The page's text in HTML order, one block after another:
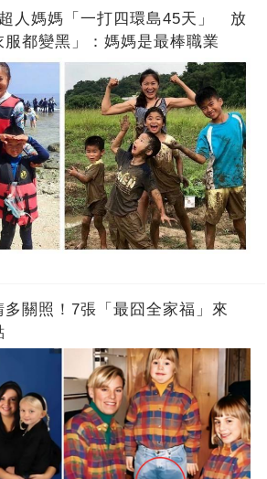
人媽媽「一打四環島45天」 放
都變黑」：媽媽是最棒職業
關照！7張「最囧全家福」來